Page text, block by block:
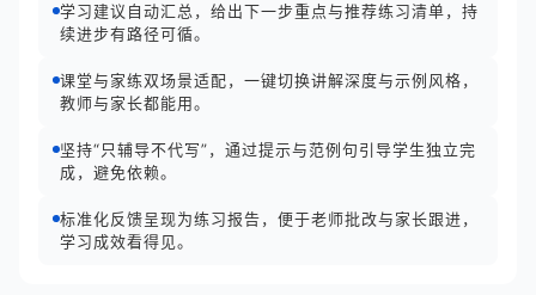
学习建议自动汇总，给出下一步重点与推荐练习清单，持
续进步有路径可循。
课堂与家练双场景适配，一键切换讲解深度与示例风格，
教师与家长都能用。
坚持“只辅导不代写”，通过提示与范例句引导学生独立完
成，避免依赖。
标准化反馈呈现为练习报告，便于老师批改与家长跟进，
学习成效看得见。